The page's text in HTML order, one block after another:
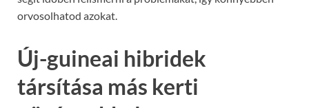
orvosolhatod azokat.
Új-guineai hibridek
társítása más kerti